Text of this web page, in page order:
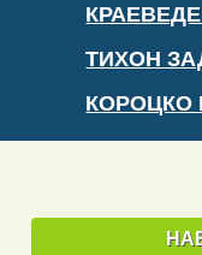
ТИХОН
КОРОЦКО